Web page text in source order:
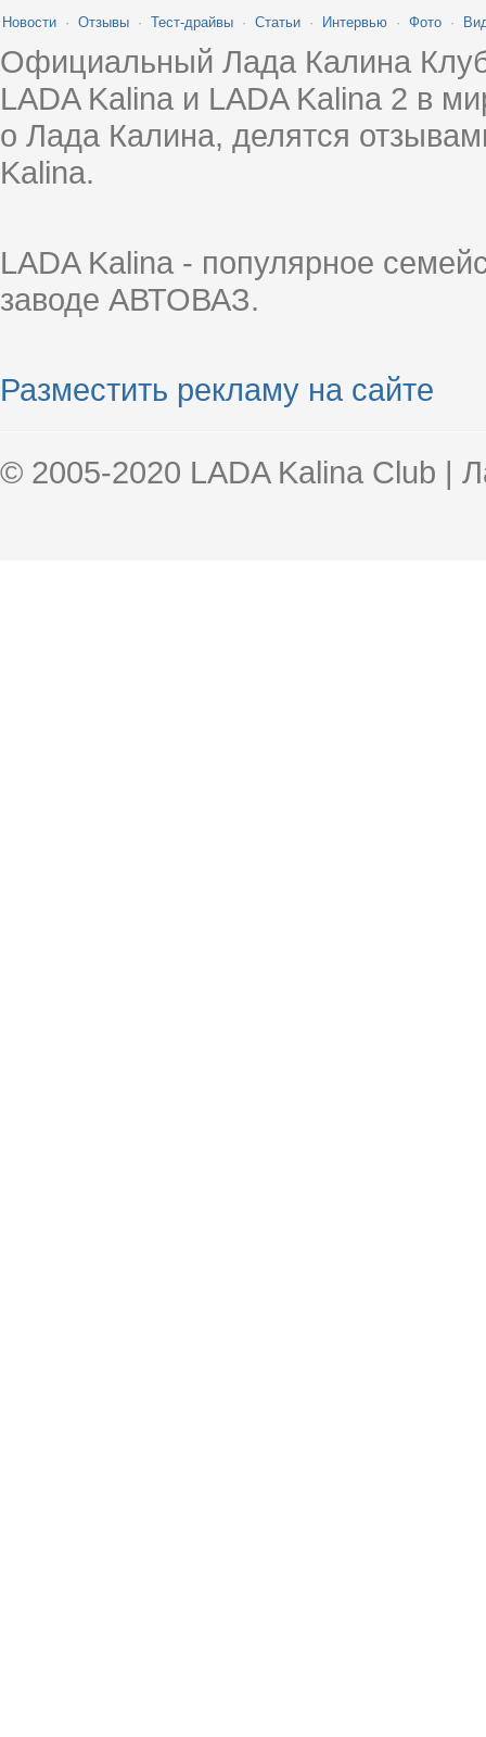
Новости · Отзывы · Тест-драйвы · Статьи · Интервью · Фото ·
Официальный Лада Калина
LADA Kalina и LADA Kalina 2 в
о Лада Калина, делятся
Kalina.
LADA Kalina - популярное
заводе АВТОВАЗ.
Разместить рекламу на сайте
© 2005-2020 LADA Kalina Club |